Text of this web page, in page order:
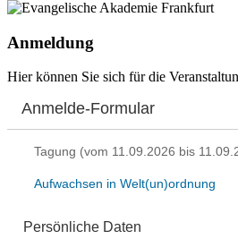
Anmeldung
Hier können Sie sich für die